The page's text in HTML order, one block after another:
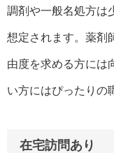
調剤や一般名処方は
想定されます。薬剤
由度を求める方には
い方にはぴったりの
在宅訪問あり